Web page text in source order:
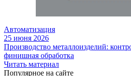
Автоматизация
25 июня 2026
Производство металлоизделий:
финишная обработка
Читать материал
Популярное на сайте